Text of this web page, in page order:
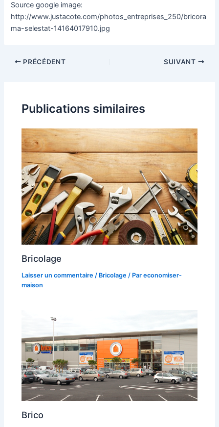
Source google image:
http://www.justacote.com/photos_entreprises_250/bricora
ma-selestat-14164017910.jpg
PRÉCÉDENT SUIVANT
Publications similaires
Bricolage
Laisser un commentaire / Bricolage / Pareconomiser-
maison
Brico